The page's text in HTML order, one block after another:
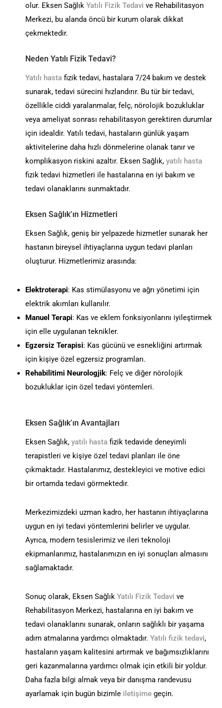
olur. Eksen Sağlık Yatılı Fizik Tedavi ve Rehabilitasyon
Merkezi, bu alanda öncü bir kurum olarak dikkat
çekmektedir.
Neden Yatılı Fizik Tedavi?
Yatılı hasta fizik tedavi, hastalara 7/24 bakım ve destek
sunarak, tedavi sürecini hızlandırır. Bu tür bir tedavi,
özellikle ciddi yaralanmalar, felç, nörolojik bozukluklar
veya ameliyat sonrası rehabilitasyon gerektiren durumlar
için idealdir. Yatılı tedavi, hastaların günlük yaşam
aktivitelerine daha hızlı dönmelerine olanak tanır ve
komplikasyon riskini azaltır. Eksen Sağlık, yatılı hasta
fizik tedavi hizmetleri ile hastalarına en iyi bakım ve
tedavi olanaklarını sunmaktadır.
Eksen Sağlık’ın Hizmetleri
Eksen Sağlık, geniş bir yelpazede hizmetler sunarak her
hastanın bireysel ihtiyaçlarına uygun tedavi planları
oluşturur. Hizmetlerimiz arasında:
Elektroterapi: Kas stimülasyonu ve ağrı yönetimi için
elektrik akımları kullanılır.
Manuel Terapi: Kas ve eklem fonksiyonlarını iyileştirmek
için elle uygulanan teknikler.
Egzersiz Terapisi: Kas gücünü ve esnekliğini artırmak
için kişiye özel egzersiz programları.
Rehabilitimi Neurologjik: Felç ve diğer nörolojik
bozukluklar için özel tedavi yöntemleri.
Eksen Sağlık’ın Avantajları
Eksen Sağlık, yatılı hasta fizik tedavide deneyimli
terapistleri ve kişiye özel tedavi planları ile öne
çıkmaktadır. Hastalarımız, destekleyici ve motive edici
bir ortamda tedavi görmektedir.
Merkezimizdeki uzman kadro, her hastanın ihtiyaçlarına
uygun en iyi tedavi yöntemlerini belirler ve uygular.
Ayrıca, modern tesislerimiz ve ileri teknoloji
ekipmanlarımız, hastalarımızın en iyi sonuçları almasını
sağlamaktadır.
Sonuç olarak, Eksen Sağlık Yatılı Fizik Tedavi ve
Rehabilitasyon Merkezi, hastalarına en iyi bakım ve
tedavi olanaklarını sunarak, onların sağlıklı bir yaşama
adım atmalarına yardımcı olmaktadır. Yatılı fizik tedavi,
hastaların yaşam kalitesini artırmak ve bağımsızlıklarını
geri kazanmalarına yardımcı olmak için etkili bir yoldur.
Daha fazla bilgi almak veya bir danışma randevusu
ayarlamak için bugün bizimle iletişime geçin.